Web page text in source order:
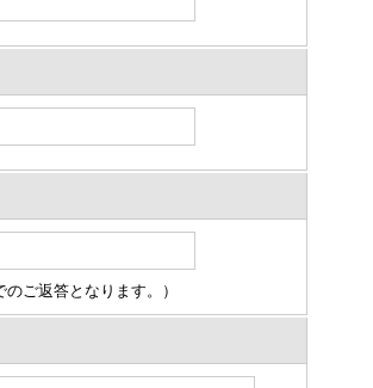
のご返答となります。）